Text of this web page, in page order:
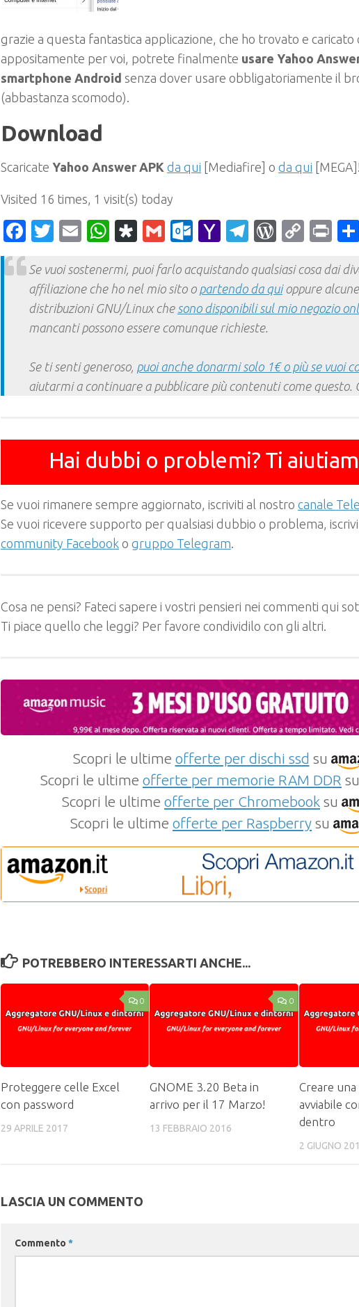
grazie a questa fantastica applicazione, che ho trovato e caricato
appositamente per voi, potrete finalmente usare Yahoo
smartphone Android senza dover usare obbligatoriamente il
(abbastanza scomodo).
Download
Scaricate Yahoo Answer APK da qui [Mediafire] o da qui [MEGA]!
Visited 16 times, 1 visit(s) today
Facebook
Twitter
EmailWhatsApp
Diaspora
GmailOutlook.com
YahooTelegram
Copy
Se vuoi sostenermi, puoi farlo acquistando qualsiasi cosa dai
affiliazione che ho nel mio sito o partendo da quioppure
distribuzioni GNU/Linux che sono disponibili sul mio negozio
mancanti possono essere comunque richieste.
Se ti senti generoso, puoi anche donarmi solo 1€ o più se vuoi
aiutarmi a continuare a pubblicare più contenuti come questo.
Hai dubbi o problemi? Ti
Se vuoi rimanere sempre aggiornato, iscriviti al nostro canale
Se vuoi ricevere supporto per qualsiasi dubbio o problema,
community Facebook o gruppo Telegram.
Cosa ne pensi? Fateci sapere i vostri pensieri nei commenti qui
Ti piace quello che leggi? Per favore condividilo con gli altri.
Scopri le ultime offerte per dischi ssd su
Scopri le ultime offerte per memorie RAM DDR su
Scopri le ultime offerte per Chromebook su
Scopri le ultime offerte per Raspberry su
POTREBBERO INTERESSARTI ANCHE...
0
Proteggere celle Excel
con password
29 APRILE 2017
0
GNOME 3.20 Beta in
arrivo per il 17 Marzo!
13 FEBBRAIO 2016
Creare
avviabile
dentro
2 GIUGNO
LASCIA UN COMMENTO
Commento *